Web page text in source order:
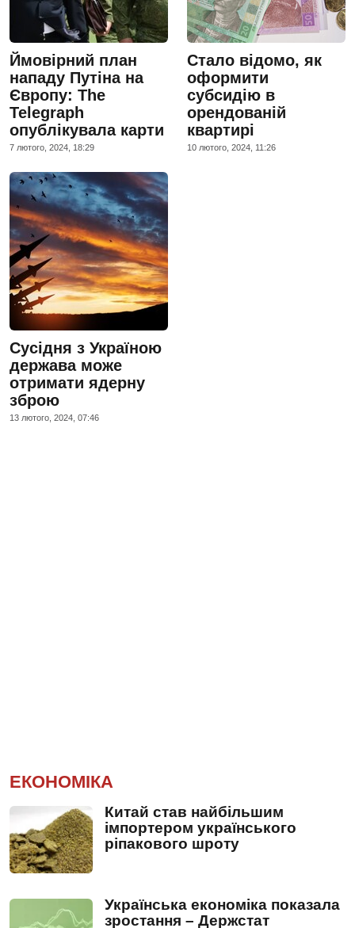
Ймовірний план
нападу Путіна на
Європу: The
Telegraph
опублікувала карти
7 лютого, 2024, 18:29
Стало відомо, як
оформити
субсидію в
орендованій
квартирі
10 лютого, 2024, 11:26
Сусідня з Україною
держава може
отримати ядерну
зброю
13 лютого, 2024, 07:46
ЕКОНОМІКА
Китай став найбільшим
імпортером українського
ріпакового шроту
Українська економіка показала
зростання – Держстат